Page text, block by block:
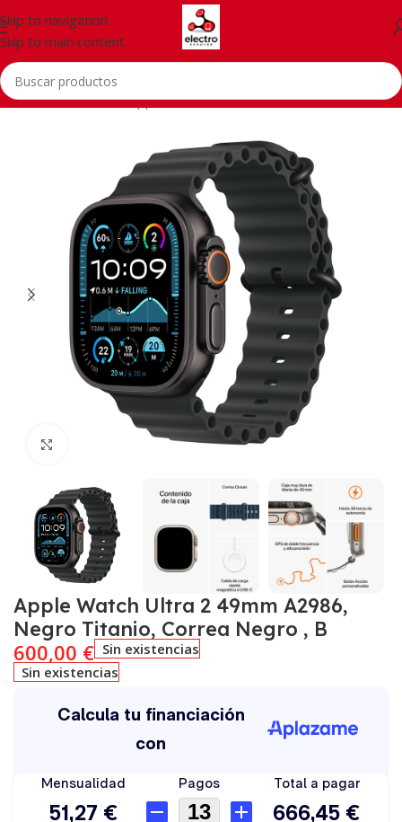
Skip to navigation
Skip to main content
Inicio/Smartwatch/Apple
Click to enlarge
Apple Watch Ultra 2 49mm A2986,
Negro Titanio, Correa Negro , B
600,00 € Sin existencias
Sin existencias